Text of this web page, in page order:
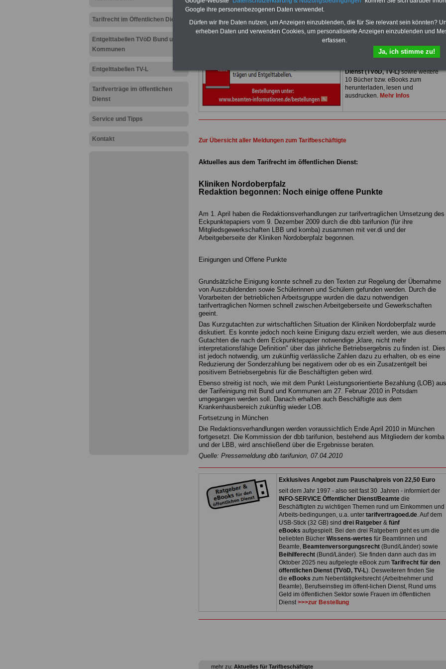
Tarifrecht im Öffentlichen Dienst
Entgelttabellen TVöD Bund und
Kommunen
Entgelttabellen TV-L
Tarifverträge im öffentlichen
Dienst
Service und Tipps
Kontakt
Neu aufgelegt: Oktober 2025 PDF-SERVICEnur 15 Euro
Euro bei einer Laufzeit von 12
Monaten bleiben Sie in den
wichtigsten Fragen zum Öffentlichen
Dienst auf dem Laufenden: Sie
finden im Portal PDF-SERVICEauch
Dienst (TVöD, TV-L)sowie weitere
10 Bücher bzw. eBooks zum
herunterladen, lesen und
ausdrucken. Mehr Infos
Zur Übersicht aller Meldungen zum Tarifbeschäftigte
Aktuelles aus dem Tarifrecht im öffentlichen Dienst:
Kliniken Nordoberpfalz
Redaktion begonnen: Noch einige offene Punkte
Am 1. April haben die Redaktionsverhandlungen zur tarifvertraglichen Umsetzung des
Eckpunktepapiers vom 9. Dezember 2009 durch die dbb tarifunion (für ihre
Mitgliedsgewerkschaften LBB und komba) zusammen mit ver.di und der
Arbeitgeberseite der Kliniken Nordoberpfalz begonnen.
Einigungen und Offene Punkte
Grundsätzliche Einigung konnte schnell zu den Texten zur Regelung der Übernahme
von Auszubildenden sowie Schülerinnen und Schülern gefunden werden. Durch die
Vorarbeiten der betrieblichen Arbeitsgruppe wurden die dazu notwendigen
tarifvertraglichen Normen schnell zwischen Arbeitgeberseite und Gewerkschaften
geeint.
Das Kurzgutachten zur wirtschaftlichen Situation der Kliniken Nordoberpfalz wurde
diskutiert. Es konnte jedoch noch keine Einigung dazu erzielt werden, wie aus diesem
Gutachten die nach dem Eckpunktepapier notwendige „klare, nicht mehr
interpretationsfähige Definition" über das jährliche Betriebsergebnis zu finden ist. Dies
ist jedoch notwendig, um zukünftig verlässliche Zahlen dazu zu erhalten, ob es eine
Reduzierung der Sonderzahlung bei negativem oder ob es ein Zusatzentgelt bei
positivem Betriebsergebnis für die Beschäftigten geben wird.
Ebenso streitig ist noch, wie mit dem Punkt Leistungsorientierte Bezahlung (LOB) aus
der Tarifeinigung mit Bund und Kommunen am 27. Februar 2010 in Potsdam
umgegangen werden soll. Danach erhalten auch Beschäftigte aus dem
Krankenhausbereich zukünftig wieder LOB.
Fortsetzung in München
Die Redaktionsverhandlungen werden voraussichtlich Ende April 2010 in München
fortgesetzt. Die Kommission der dbb tarifunion, bestehend aus Mitgliedern der komba
und der LBB, wird anschließend über die Ergebnisse beraten.
Quelle: Pressemeldung dbb tarifunion, 07.04.2010
Exklusives Angebot zum Pauschalpreis von 22,50 Euro
seit dem Jahr 1997 - also seit fast 30 Jahren - informiert der
INFO-SERVICE Öffentlicher Dienst/Beamtedie
Beschäftigten zu wichtigen Themen rund um Einkommen und
Arbeits-bedingungen, u.a. unter tarifvertragoed.de. Auf dem
USB-Stick (32 GB) sind drei Ratgeber& fünf
eBooks aufgespielt. Bei den drei Ratgebern geht es um die
beliebten Bücher Wissens-wertes für Beamtinnen und
Beamte, Beamtenversorgungsrecht(Bund/Länder) sowie
Beihilferecht(Bund/Länder). Sie finden dann auch das im
Oktober 2025 neu aufgelegte eBook zum Tarifrecht für den
öffentlichen Dienst (TVöD, TV-L). Desweiteren finden Sie
die eBooks zum Nebentätigkeitsrecht (Arbeitnehmer und
Beamte), Berufseinstieg im öffent-lichen Dienst, Rund ums
Geld im öffentlichen Sektor sowie Frauen im öffentlichen
Dienst>>>zur Bestellung
mehr zu: Aktuelles für Tarifbeschäftigte
Google ihre personenbezogenen Daten verwendet.
Dürfen wir Ihre Daten nutzen, um Anzeigen einzublenden, die für Sie relevant sein könnten?
erheben Daten und verwenden Cookies, um personalisierte Anzeigen einzublenden und
erfassen.
Ja, ich stimme zu!